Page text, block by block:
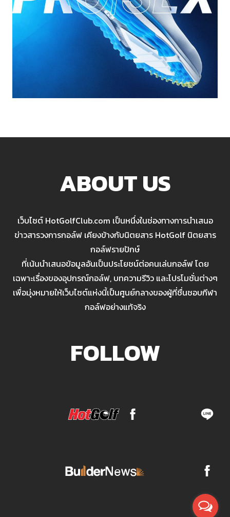
ABOUT US
เว็บไซต์ HotGolfClub.com เป็นหนึ่งในช่องทางการนำเสนอ
ข่าวสารวงการกอล์ฟ เคียงข้างกับนิตยสาร HotGolf นิตยสาร
กอล์ฟรายปักษ์
ที่เน้นนำเสนอข้อมูลอันเป็นประโยชน์ต่อคนเล่นกอล์ฟ โดย
เฉพาะเรื่องของอุปกรณ์กอล์ฟ, บทความรีวิว และโปรโมชั่นต่างๆ
เพื่อมุ่งหมายให้เว็บไซต์แห่งนี้เป็นศูนย์กลางของผู้ที่ชื่นชอบกีฬา
กอล์ฟอย่างแท้จริง
FOLLOW